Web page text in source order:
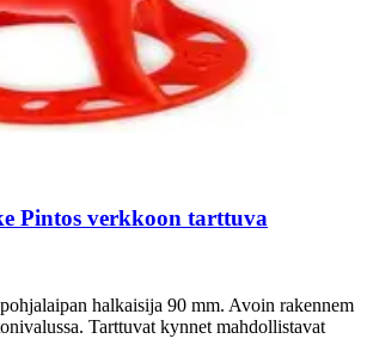
Pintos verkkoon tarttuva
halkaisija 90 mm. Avoin rakennem
Tarttuvat kynnet mahdollistavat